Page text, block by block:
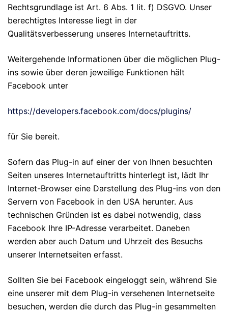
Rechtsgrundlage ist Art. 6 Abs. 1 lit. f) DSGVO. Unser
berechtigtes Interesse liegt in der
Qualitätsverbesserung unseres Internetauftritts.
Weitergehende Informationen über die möglichen Plug-
ins sowie über deren jeweilige Funktionen hält
Facebook unter
https://developers.facebook.com/docs/plugins/
für Sie bereit.
Sofern das Plug-in auf einer der von Ihnen besuchten
Seiten unseres Internetauftritts hinterlegt ist, lädt Ihr
Internet-Browser eine Darstellung des Plug-ins von den
Servern von Facebook in den USA herunter. Aus
technischen Gründen ist es dabei notwendig, dass
Facebook Ihre IP-Adresse verarbeitet. Daneben
werden aber auch Datum und Uhrzeit des Besuchs
unserer Internetseiten erfasst.
Sollten Sie bei Facebook eingeloggt sein, während Sie
eine unserer mit dem Plug-in versehenen Internetseite
besuchen, werden die durch das Plug-in gesammelten